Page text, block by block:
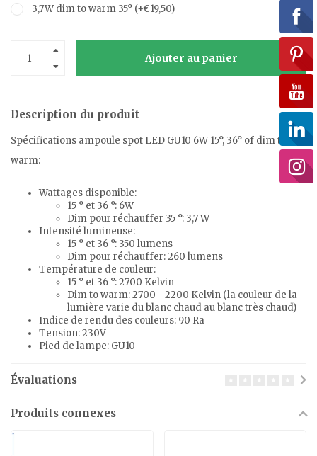
3,7W dim to warm 35° (+€19,50)
Ajouter au panier
Description du produit
Spécifications ampoule spot LED GU10 6W 15°, 36° of dim to
warm:
Wattages disponible:
15 ° et 36 °: 6W
Dim pour réchauffer 35 °: 3,7 W
Intensité lumineuse:
15 ° et 36 °: 350 lumens
Dim pour réchauffer: 260 lumens
Température de couleur:
15 ° et 36 °: 2700 Kelvin
Dim to warm: 2700 - 2200 Kelvin (la couleur de la
lumière varie du blanc chaud au blanc très chaud)
Indice de rendu des couleurs: 90 Ra
Tension: 230V
Pied de lampe: GU10
Évaluations
Produits connexes